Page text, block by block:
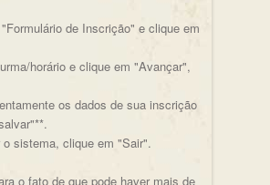
de Inscrição" e clique em
horário e clique em "Avançar",
os dados de sua inscrição
o sistema, clique em "Sair".
o fato de que pode haver mais de